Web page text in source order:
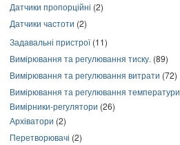
Датчики пропорційні (2)
Датчики частоти (2)
Задавальні пристрої(11)
Вимірювання та регулювання тиску. (89)
Вимірювання та регулювання витрати (72)
Вимірювання та регулювання температури
Вимірники-регулятори (26)
Архіватори (2)
Перетворювачі (2)